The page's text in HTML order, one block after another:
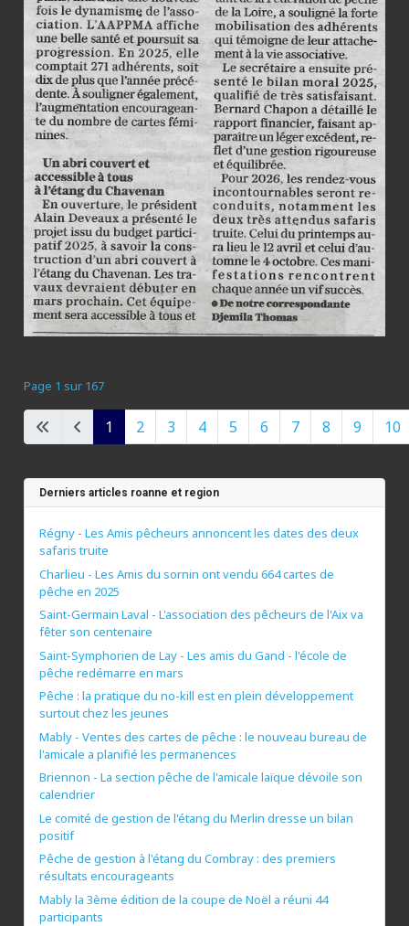
Page 1 sur 167
1 2 3 4 5 6 7 8 9 10
Derniers articles roanne et region
Régny - Les Amis pêcheurs annoncent les dates des deux
safaris truite
Charlieu - Les Amis du sornin ont vendu 664 cartes de
pêche en 2025
Saint-Germain Laval - L'association des pêcheurs de l'Aix va
fêter son centenaire
Saint-Symphorien de Lay - Les amis du Gand - l'école de
pêche redémarre en mars
Pêche : la pratique du no-kill est en plein développement
surtout chez les jeunes
Mably - Ventes des cartes de pêche : le nouveau bureau de
l'amicale a planifié les permanences
Briennon - La section pêche de l'amicale laïque dévoile son
calendrier
Le comité de gestion de l'étang du Merlin dresse un bilan
positif
Pêche de gestion à l'étang du Combray : des premiers
résultats encourageants
Mably la 3ème édition de la coupe de Noël a réuni 44
participants